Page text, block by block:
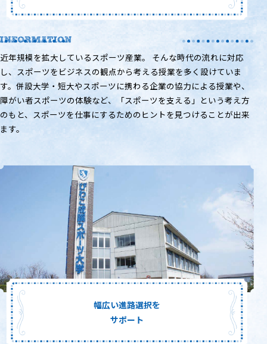
近年規模を拡大しているスポーツ産業。 そんな時代の流れに対応
し、スポーツをビジネスの観点から考える授業を多く設けていま
す。併設大学・短大やスポーツに携わる企業の協力による授業や、
障がい者スポーツの体験など、「スポーツを支える」という考え方
のもと、スポーツを仕事にするためのヒントを見つけることが出来
ます。
幅広い進路選択を
サポート